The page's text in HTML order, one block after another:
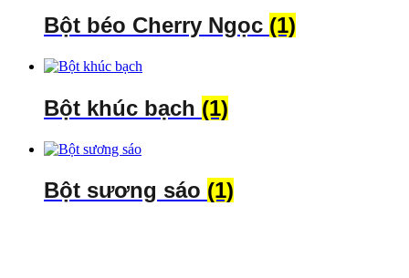
Bột béo Cherry Ngọc (1)
Bột khúc bạch (1)
Bột sương sáo (1)